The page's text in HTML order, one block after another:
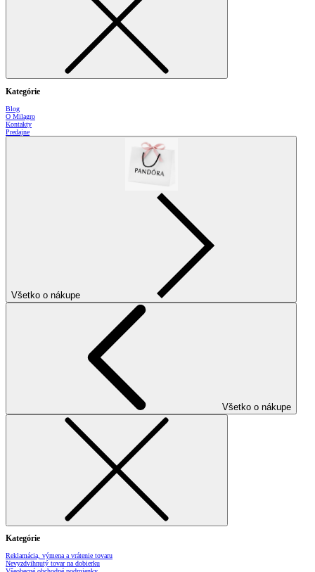
Kategórie
Blog
O Milagro
Kontakty
Predajne
Všetko o nákupe
Všetko o nákupe
Kategórie
Reklamácia, výmena a vrátenie tovaru
Nevyzdvihnutý tovar na dobierku